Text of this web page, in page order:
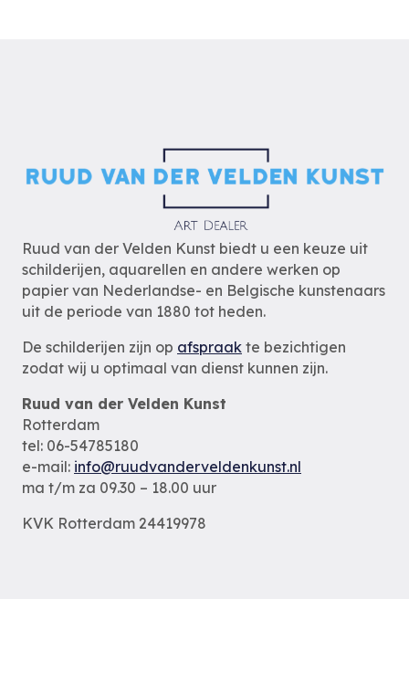
Ruud van der Velden Kunst biedt u een keuze uit
schilderijen, aquarellen en andere werken op
papier van Nederlandse- en Belgische kunstenaars
uit de periode van 1880 tot heden.
De schilderijen zijn op afspraak te bezichtigen
zodat wij u optimaal van dienst kunnen zijn.
Ruud van der Velden Kunst
Rotterdam
tel: 06-54785180
e-mail: info@ruudvanderveldenkunst.nl
ma t/m za 09.30 – 18.00 uur
KVK Rotterdam 24419978